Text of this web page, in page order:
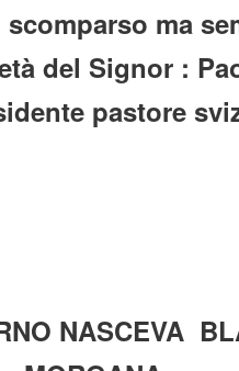
ma
del Signor :
pastore
NASCEVA